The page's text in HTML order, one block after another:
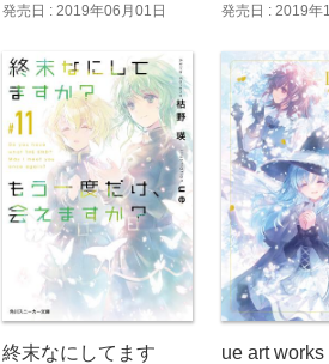
発売日 : 2019年06月01日 発売日 : 2019年
終末なにしてます ue art